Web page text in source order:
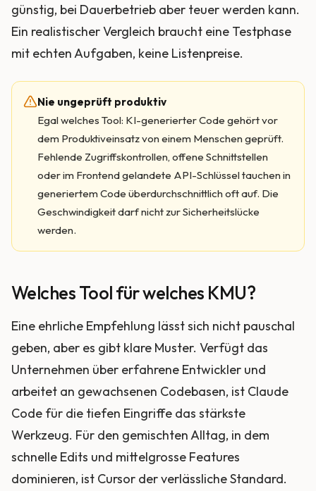
günstig, bei Dauerbetrieb aber teuer werden kann.
Ein realistischer Vergleich braucht eine Testphase
mit echten Aufgaben, keine Listenpreise.
Nie ungeprüft produktiv
Egal welches Tool: KI-generierter Code gehört vor
dem Produktiveinsatz von einem Menschen geprüft.
Fehlende Zugriffskontrollen, offene Schnittstellen
oder im Frontend gelandete API-Schlüssel tauchen in
generiertem Code überdurchschnittlich oft auf. Die
Geschwindigkeit darf nicht zur Sicherheitslücke
werden.
Welches Tool für welches KMU?
Eine ehrliche Empfehlung lässt sich nicht pauschal
geben, aber es gibt klare Muster. Verfügt das
Unternehmen über erfahrene Entwickler und
arbeitet an gewachsenen Codebasen, ist Claude
Code für die tiefen Eingriffe das stärkste
Werkzeug. Für den gemischten Alltag, in dem
schnelle Edits und mittelgrosse Features
dominieren, ist Cursor der verlässliche Standard.